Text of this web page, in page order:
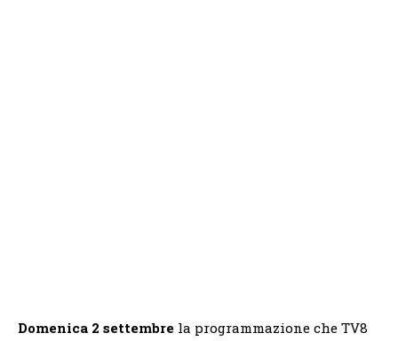
Domenica 2 settembre la programmazione che TV8